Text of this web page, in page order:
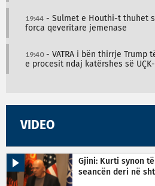
19:44 - Sulmet e Houthi-t thuhet
forca qeveritare jemenase
19:40- VATRA i bën thirrje Trump
e procesit ndaj katërshes së
VIDEO
Gjini: Kurti synon
seancën deri në